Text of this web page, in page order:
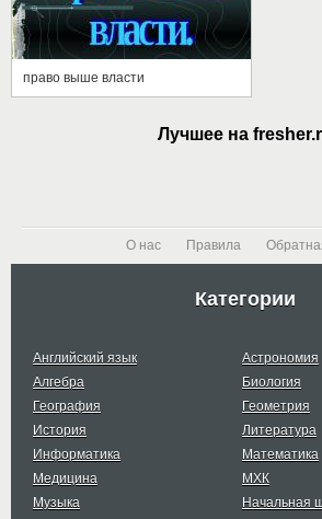
право выше власти
Лучшее на
О нас Правила
Категории
Английский язык
Астрономия
Алгебра
Биология
География
Геометрия
История
Литература
Информатика
Математика
Медицина
МХК
Музыка
Начальная